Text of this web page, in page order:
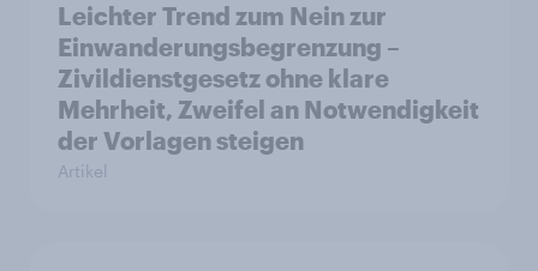
Leichter Trend zum Nein zur
Einwanderungsbegrenzung –
Zivildienstgesetz ohne klare
Mehrheit, Zweifel an Notwendigkeit
der Vorlagen steigen
Artikel